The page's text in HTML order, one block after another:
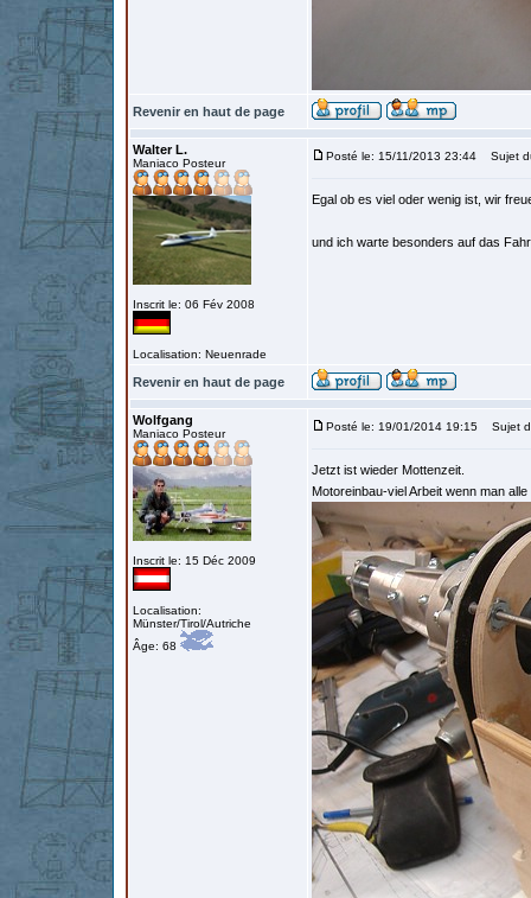
Revenir en haut de page
Walter L.
Maniaco Posteur
Inscrit le: 06 Fév 2008
Localisation: Neuenrade
Posté le: 15/11/2013 23:44 Sujet
Egal ob es viel oder wenig ist, wir
und ich warte besonders auf das
Revenir en haut de page
Wolfgang
Maniaco Posteur
Inscrit le: 15 Déc 2009
Localisation:
Münster/Tirol/Autriche
Âge: 68
Posté le: 19/01/2014 19:15 Sujet
Jetzt ist wieder Mottenzeit.
Motoreinbau-viel Arbeit wenn man